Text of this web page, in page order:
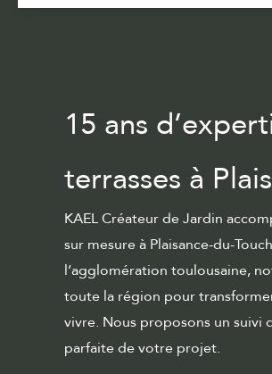
15 ans
terrasses à
KAEL Créateur de Jardin
sur mesureà Plaisance-du-
l’agglomération toulousaine,
toute la région pour
vivre. Nous proposons un suivi
parfaite de votre projet.